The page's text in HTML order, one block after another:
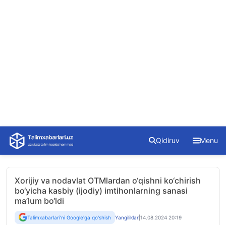
Skip
content
Qidiruv Menu
Xorijiy va nodavlat OTMlardan o‘qishni ko‘chirish
bo‘yicha kasbiy (ijodiy) imtihonlarning sanasi
ma’lum bo‘ldi
Talimxabarlari'ni Google'ga qo'shish Yangiliklar 14.08.2024 20:19